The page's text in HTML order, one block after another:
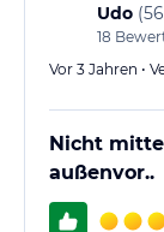
Udo (
18
Vor 3 Jahren •
Nicht
außenvor..